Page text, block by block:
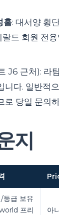
홀: 대서양 횡
드 회원 전
J6 근처): 라
니다. 일반적
당일 문의
지
등급 보유
프리
아